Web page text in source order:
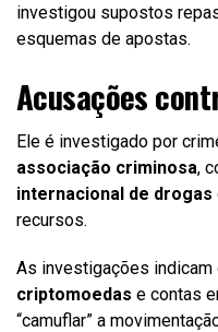
investigou supostos
esquemas de apostas.
Acusações
Ele é investigado por
associação criminosa,
internacional de drogas
recursos.
As investigações indicam
criptomoedas e contas
“camuflar” a